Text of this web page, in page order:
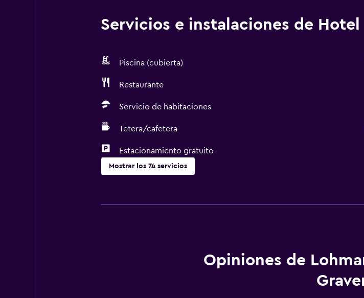
Servicios e instalaciones de Hotel
Piscina (cubierta)
Restaurante
Servicio de habitaciones
Tetera/cafetera
Estacionamiento gratuito
Mostrar los 74 servicios
Wifi gratis
Opiniones de